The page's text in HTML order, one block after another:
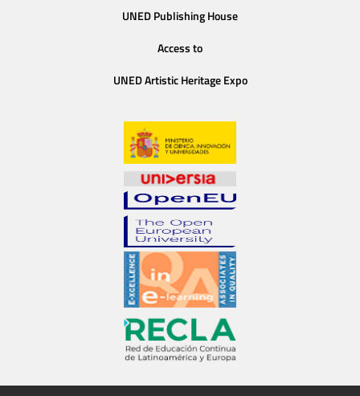
UNED Publishing House
Access to
UNED Artistic Heritage Expo